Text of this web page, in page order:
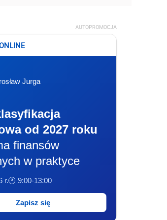
AUTOPROMOCJA
Jurga
od 2027 roku
finansów
w praktyce
r.🕐 9:00-13:00
Zapisz się